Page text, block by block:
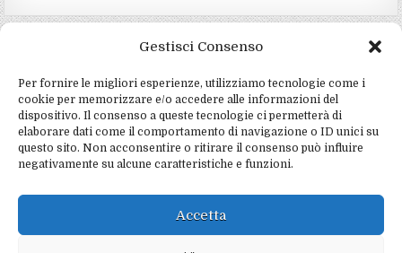
Gestisci Consenso
Per fornire le migliori esperienze, utilizziamo tecnologie come i
cookie per memorizzare e/o accedere alle informazioni del
dispositivo. Il consenso a queste tecnologie ci permetterà di
elaborare dati come il comportamento di navigazione o ID unici su
questo sito. Non acconsentire o ritirare il consenso può influire
negativamente su alcune caratteristiche e funzioni.
Accetta
CATEGORIE DEL SITO
Criptovalute e mining (3)
Hardware e software(4)
Informatica e programmazione(4)